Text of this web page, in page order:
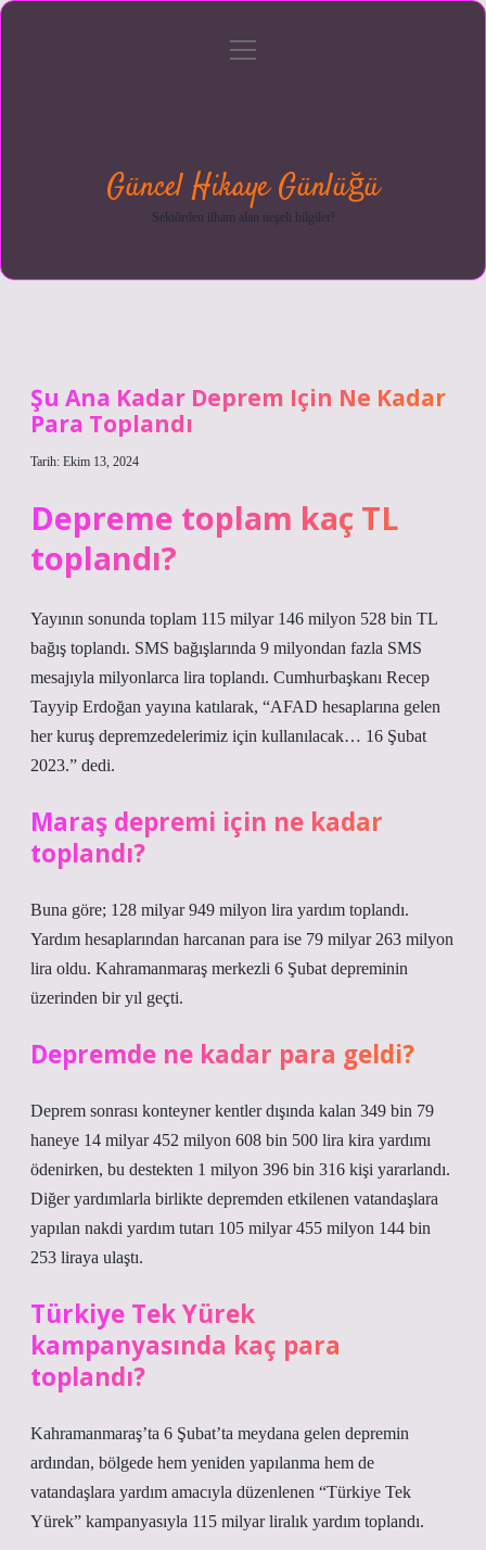
menüyü
Güncel Hikaye Günlüğü
Sektörden ilham alan neşeli bilgiler!
Şu Ana Kadar Deprem Için Ne Kadar
Para Toplandı
Tarih: Ekim 13, 2024
Depreme toplam kaç TL
toplandı?
Yayının sonunda toplam 115 milyar 146 milyon 528 bin TL
bağış toplandı. SMS bağışlarında 9 milyondan fazla SMS
mesajıyla milyonlarca lira toplandı. Cumhurbaşkanı Recep
Tayyip Erdoğan yayına katılarak, “AFAD hesaplarına gelen
her kuruş depremzedelerimiz için kullanılacak… 16 Şubat
2023.” dedi.
Maraş depremi için ne kadar
toplandı?
Buna göre; 128 milyar 949 milyon lira yardım toplandı.
Yardım hesaplarından harcanan para ise 79 milyar 263 milyon
lira oldu. Kahramanmaraş merkezli 6 Şubat depreminin
üzerinden bir yıl geçti.
Depremde ne kadar para geldi?
Deprem sonrası konteyner kentler dışında kalan 349 bin 79
haneye 14 milyar 452 milyon 608 bin 500 lira kira yardımı
ödenirken, bu destekten 1 milyon 396 bin 316 kişi yararlandı.
Diğer yardımlarla birlikte depremden etkilenen vatandaşlara
yapılan nakdi yardım tutarı 105 milyar 455 milyon 144 bin
253 liraya ulaştı.
Türkiye Tek Yürek
kampanyasında kaç para
toplandı?
Kahramanmaraş’ta 6 Şubat’ta meydana gelen depremin
ardından, bölgede hem yeniden yapılanma hem de
vatandaşlara yardım amacıyla düzenlenen “Türkiye Tek
Yürek” kampanyasıyla 115 milyar liralık yardım toplandı.